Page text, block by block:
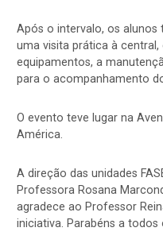
Após o intervalo, os alunos
uma visita prática à
equipamentos, a
para o acompanhamento
O evento teve lugar na
América.
A direção das unidades
Professora Rosana
agradece ao Professor
iniciativa. Parabéns a todos